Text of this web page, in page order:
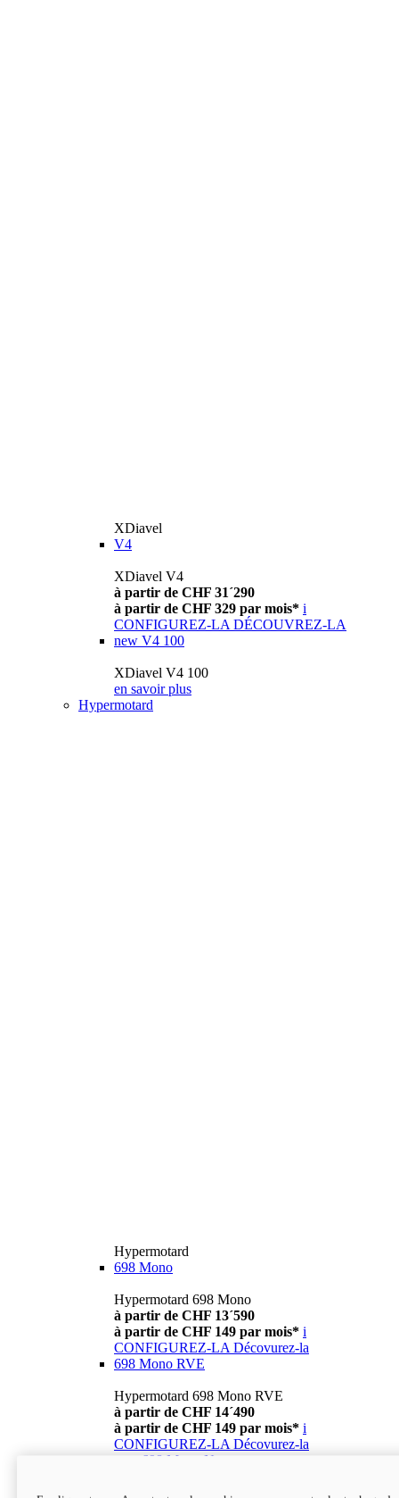
XDiavel
V4
XDiavel V4
à partir de CHF 31´290
à partir de CHF 329 par mois* i
CONFIGUREZ-LA DÉCOUVREZ-LA
new V4 100
XDiavel V4 100
en savoir plus
Hypermotard
Hypermotard
698 Mono
Hypermotard 698 Mono
à partir de CHF 13´590
à partir de CHF 149 par mois* i
CONFIGUREZ-LA Décovurez-la
698 Mono RVE
Hypermotard 698 Mono RVE
à partir de CHF 14´490
à partir de CHF 149 par mois* i
CONFIGUREZ-LA Décovurez-la
698 Mono Nera
Hypermotard 698 Mono Nera